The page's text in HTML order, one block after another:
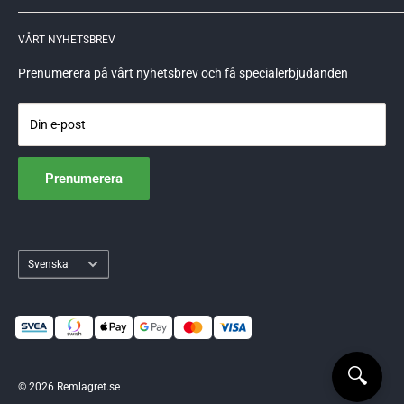
559248-6715
info@remlagret.se
VÅRT NYHETSBREV
Prenumerera på vårt nyhetsbrev och få specialerbjudanden
Din e-post
Prenumerera
Språk
Svenska
© 2026 Remlagret.se 🔍